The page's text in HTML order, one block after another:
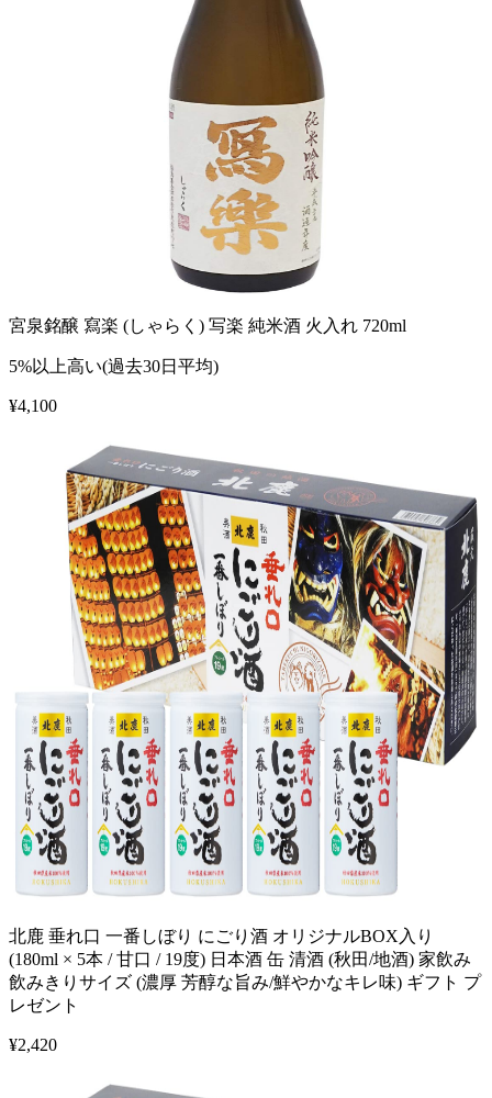
宮泉銘醸 寫楽 (しゃらく) 写楽 純米酒 火入れ 720ml
5%以上高い(過去30日平均)
¥4,100
北鹿 垂れ口 一番しぼり にごり酒 オリジナルBOX入り
(180ml × 5本 / 甘口 / 19度) 日本酒 缶 清酒 (秋田/地酒) 家飲み
飲みきりサイズ (濃厚 芳醇な旨み/鮮やかなキレ味) ギフト プ
レゼント
¥2,420